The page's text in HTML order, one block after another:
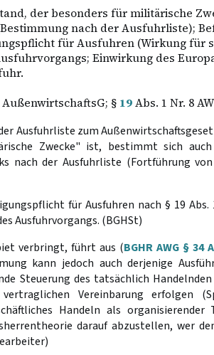
der besonders für militärische
nach der Ausfuhrliste);
für Ausfuhren (Wirkung für
Einwirkung des
AußenwirtschaftsG; § 19Abs. 1 Nr. 8
Ausfuhrliste zum
Zwecke" ist, bestimmt sich
nach der Ausfuhrliste (Fortführung von
für Ausfuhren nach § 19 Abs.
Ausfuhrvorgangs. (BGHSt)
verbringt, führt aus (BGHR AWG § 34
kann jedoch auch derjenige
Steuerung des tatsächlich
Vereinbarung erfolgen
Handeln als organisierender
darauf abzustellen, wer